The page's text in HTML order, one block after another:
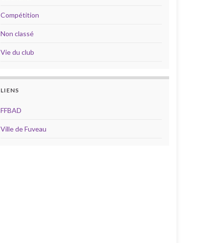
Compétition
Non classé
Vie du club
LIENS
FFBAD
Ville de Fuveau